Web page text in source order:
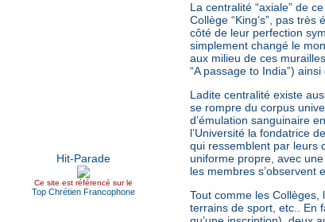
Ce site est référencé sur le
Top Chrétien Francophone
La centralité “axiale” de
Collège “King’s”, pas
côté de leur perfection
simplement changé le
aux milieu de ces
“A passage to India”)
Ladite centralité existe
se rompre du corpus
d’émulation sanguinaire
l’Université la fondatrice
qui ressemblent par leurs
uniforme propre, avec
les membres s’observent
Tout comme les
terrains de sport, etc.. En